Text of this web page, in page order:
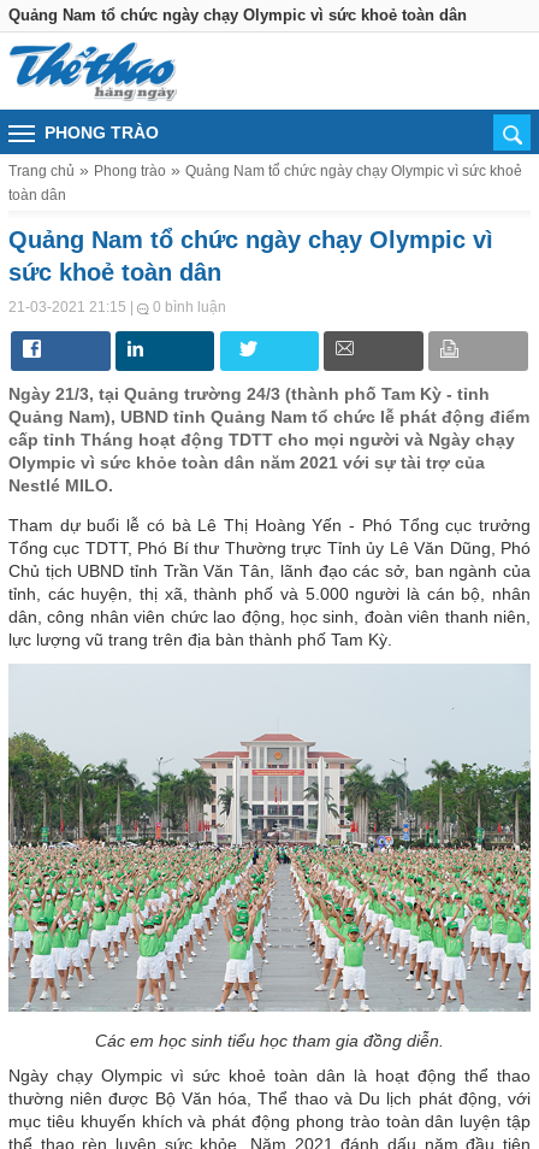
Quảng Nam tổ chức ngày chạy Olympic vì sức khoẻ toàn dân
PHONG TRÀO
Trang chủ Phong trào
Quảng Nam tổ chức ngày chạy Olympic vì sức khoẻ
toàn dân
Quảng Nam tổ chức ngày chạy Olympic vì
sức khoẻ toàn dân
21-03-2021 21:15 | 0 bình luận
Ngày 21/3, tại Quảng trường 24/3 (thành phố Tam Kỳ - tỉnh
Quảng Nam), UBND tỉnh Quảng Nam tổ chức lễ phát động điểm
cấp tỉnh Tháng hoạt động TDTT cho mọi người và Ngày chạy
Olympic vì sức khỏe toàn dân năm 2021 với sự tài trợ của
Nestlé MILO.
Tham dự buổi lễ có bà Lê Thị Hoàng Yến - Phó Tổng cục trưởng
Tổng cục TDTT, Phó Bí thư Thường trực Tỉnh ủy Lê Văn Dũng, Phó
Chủ tịch UBND tỉnh Trần Văn Tân, lãnh đạo các sở, ban ngành của
tỉnh, các huyện, thị xã, thành phố và 5.000 người là cán bộ, nhân
dân, công nhân viên chức lao động, học sinh, đoàn viên thanh niên,
lực lượng vũ trang trên địa bàn thành phố Tam Kỳ.
Các em học sinh tiểu học tham gia đồng diễn.
Ngày chạy Olympic vì sức khoẻ toàn dân là hoạt động thể thao
thường niên được Bộ Văn hóa, Thể thao và Du lịch phát động, với
mục tiêu khuyến khích và phát động phong trào toàn dân luyện tập
thể thao rèn luyện sức khỏe. Năm 2021 đánh dấu năm đầu tiên